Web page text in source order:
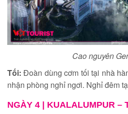
Cao nguyên
Tối: Đoàn dùng cơm tối tại nhà
nhận phòng nghỉ ngơi. Nghỉ đêm
NGÀY 4 | KUALALUMPUR –